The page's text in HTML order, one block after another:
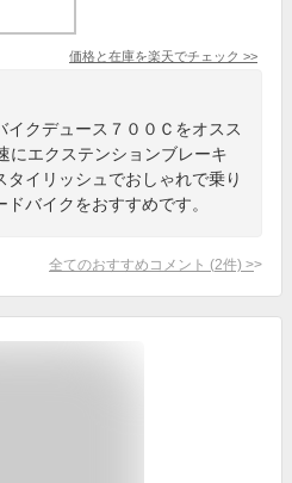
価格と在庫を楽天でチェック >>
イクデュース７００Ｃをオスス
にエクステンションブレーキ
タイリッシュでおしゃれで乗り
バイクをおすすめです。
全てのおすすめコメント (2件) >